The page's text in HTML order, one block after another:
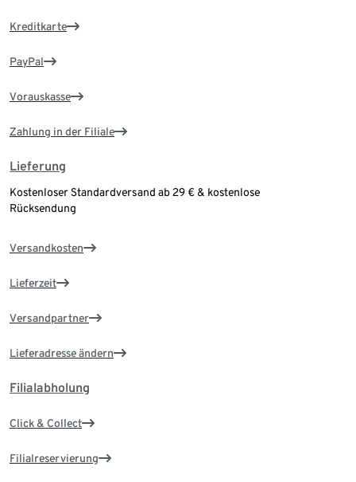
Kreditkarte
PayPal
Vorauskasse
Zahlung in der Filiale
Lieferung
Kostenloser Standardversand ab 29 € & kostenlose
Rücksendung
Versandkosten
Lieferzeit
Versandpartner
Lieferadresse ändern
Filialabholung
Click & Collect
Filialreservierung